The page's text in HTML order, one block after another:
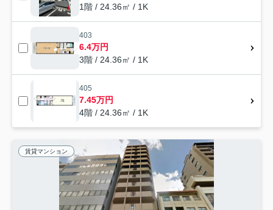
1階 / 24.36㎡ / 1K
403
6.4万円
3階 / 24.36㎡ / 1K
405
7.45万円
4階 / 24.36㎡ / 1K
賃貸マンション